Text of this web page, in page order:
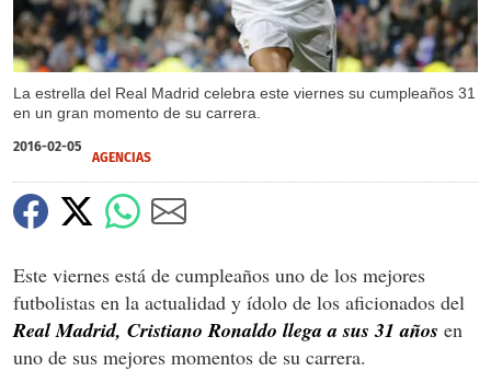
La estrella del Real Madrid celebra este viernes su cumpleaños 31
en un gran momento de su carrera.
2016-02-05
AGENCIAS
Este viernes está de cumpleaños uno de los mejores
futbolistas en la actualidad y ídolo de los aficionados del
Real Madrid, Cristiano Ronaldo llega a sus 31 años en
uno de sus mejores momentos de su carrera.